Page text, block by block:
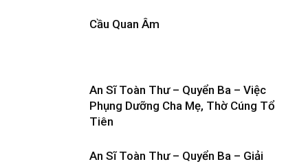
Cầu Quan Âm
An Sĩ Toàn Thư – Quyển Ba – Việc
Phụng Dưỡng Cha Mẹ, Thờ Cúng Tổ
Tiên
An Sĩ Toàn Thư – Quyển Ba – Giải